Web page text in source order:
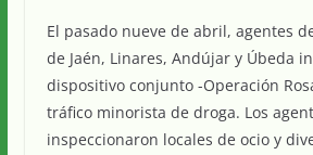
El pasado nueve de abril, agentes
de Jaén, Linares, Andújar y Úbeda
dispositivo conjunto -Operación
tráfico minorista de droga. Los
inspeccionaron locales de ocio y